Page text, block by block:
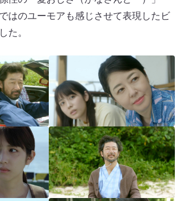
はのユーモアも感じさせて表現したビ
た。